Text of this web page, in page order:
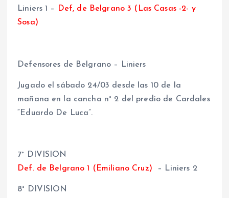
Liniers 1 –
Def, de Belgrano 3 (Las Casas -2- y
Sosa)
Defensores de Belgrano – Liniers
Jugado el sábado 24/03 desde las 10 de la
mañana en la cancha n° 2 del predio de Cardales
“Eduardo De Luca”.
7° DIVISION
Def. de Belgrano 1 (Emiliano Cruz) – Liniers 2
8° DIVISION